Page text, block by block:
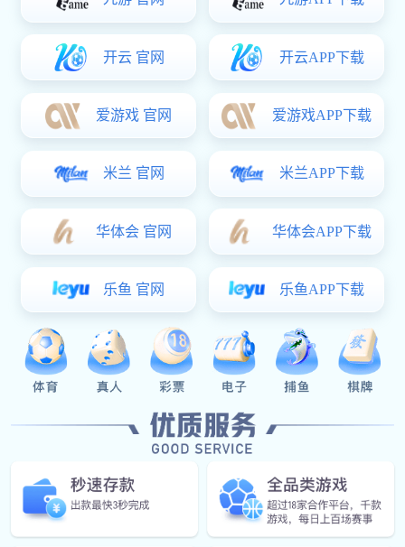
果，人们发现该网站使人们难以阅读。网站设计完成后，您可以使用
Firefox、IE6、IE7、IE8和谷歌的Chrome。如果网站的设计和
2f5gyhroi在未经验证的情况下立即使用，客户和销售可能会丢失。英
语不像汉语那样方正棱角分明，所以英语站的设计须简洁明了。
xk星空体育:
第三，对于xk星空体育站来说，产品页面具有良好的评论功能和
产品比较功能。你可以自己得到一些表扬，这有助于提高转化率。在
这里，提及网站的域名。域名不应使用的后缀。中国。选择一个顶级
域名，如comg或net，这对网站的品牌建设非常有帮助。美国空间的
空间，免费-同时有优惠价格。与Lunarpages一样，美国虚拟主机使
用优惠代码China30在其中国站购买主机，并获得30%的折扣。同
时，获得免费域名和独立IP非常划算。英文标题符号的使用，包括逗
号、句号、引号、水平条、垂直符号、括号等，往往是错误的。一般